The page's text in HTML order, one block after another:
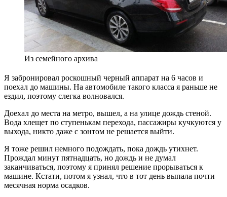
Из семейного архива
Я забронировал роскошный черный аппарат на 6 часов и
поехал до машины. На автомобиле такого класса я раньше не
ездил, поэтому слегка волновался.
Доехал до места на метро, вышел, а на улице дождь стеной.
Вода хлещет по ступенькам перехода, пассажиры кучкуются у
выхода, никто даже с зонтом не решается выйти.
Я тоже решил немного подождать, пока дождь утихнет.
Прождал минут пятнадцать, но дождь и не думал
заканчиваться, поэтому я принял решение прорываться к
машине. Кстати, потом я узнал, что в тот день выпала почти
месячная норма осадков.